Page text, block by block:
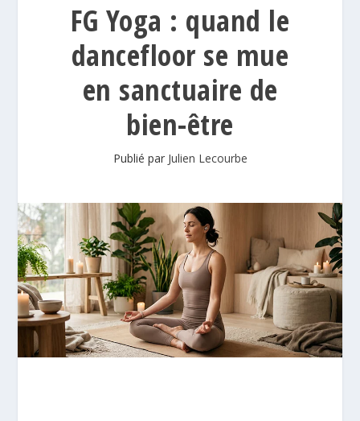
FG Yoga : quand le
dancefloor se mue
en sanctuaire de
bien-être
Publié par Julien Lecourbe